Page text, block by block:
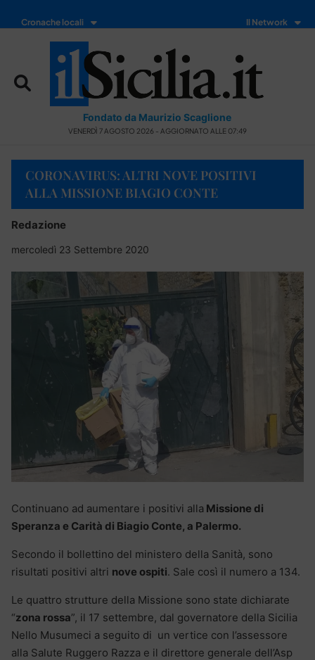
Cronache locali Il Network
Fondato da Maurizio Scaglione
VENERDÌ 7 AGOSTO 2026 - AGGIORNATO ALLE 07:49
CORONAVIRUS: ALTRI NOVE POSITIVI
ALLA MISSIONE BIAGIO CONTE
Redazione
mercoledì 23 Settembre 2020
Continuano ad aumentare i positivi alla Missione di
Speranza e Carità di Biagio Conte, a Palermo.
Secondo il bollettino del ministero della Sanità, sono
risultati positivi altri nove ospiti. Sale così il numero a 134.
Le quattro strutture della Missione sono state dichiarate
“zona rossa”, il 17 settembre, dal governatore della Sicilia
Nello Musumeci a seguito di un vertice con l’assessore
alla Salute Ruggero Razza e il direttore generale dell’Asp